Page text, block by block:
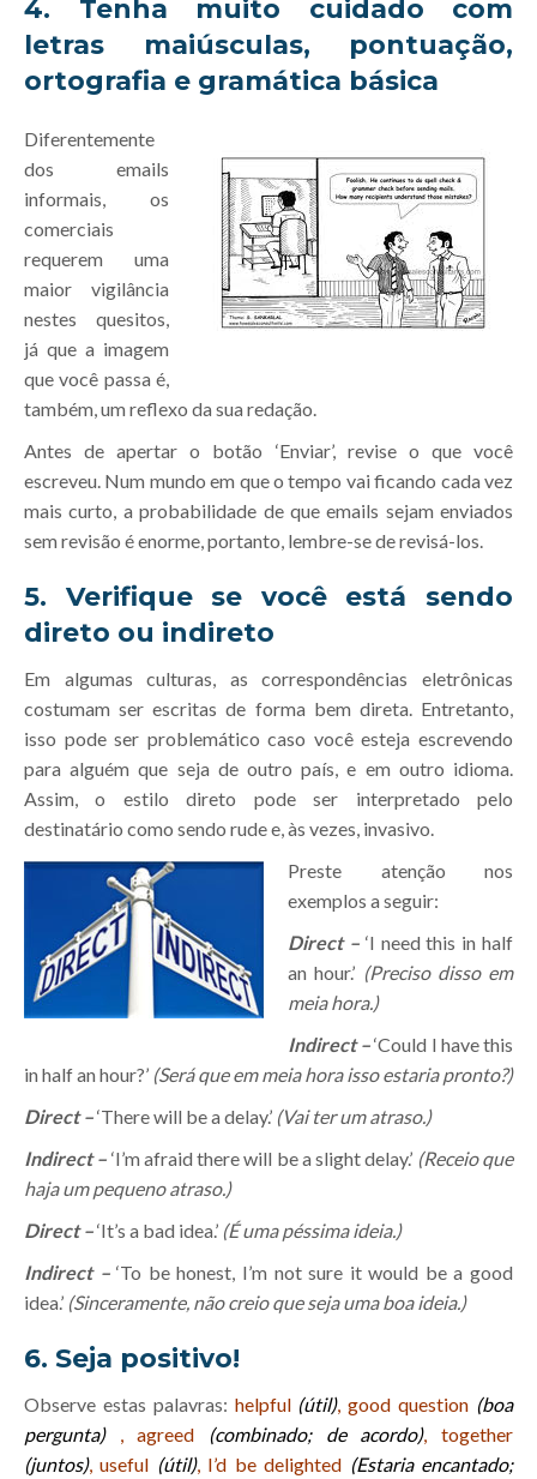
4. Tenha muito cuidado com
letras maiúsculas, pontuação,
ortografia e gramática básica
Diferentemente
dos emails
informais, os
comerciais
requerem uma
maior vigilância
nestes quesitos,
já que a imagem
que você passa é,
também, um reflexo da sua redação.
Antes de apertar o botão ‘Enviar’, revise o que você
escreveu. Num mundo em que o tempo vai ficando cada vez
mais curto, a probabilidade de que emails sejam enviados
sem revisão é enorme, portanto, lembre-se de revisá-los.
5. Verifique se você está sendo
direto ou indireto
Em algumas culturas, as correspondências eletrônicas
costumam ser escritas de forma bem direta. Entretanto,
isso pode ser problemático caso você esteja escrevendo
para alguém que seja de outro país, e em outro idioma.
Assim, o estilo direto pode ser interpretado pelo
destinatário como sendo rude e, às vezes, invasivo.
Preste atenção nos
exemplos a seguir:
Direct –‘I need this in half
an hour.’ (Preciso disso em
meia hora.)
Indirect –‘Could I have this
in half an hour?’ (Será que em meia hora isso estaria pronto?)
Direct –‘There will be a delay.’ (Vai ter um atraso.)
Indirect – ‘I’m afraid there will be a slight delay.’ (Receio que
haja um pequeno atraso.)
Direct –‘It’s a bad idea.’ (É uma péssima ideia.)
Indirect – ‘To be honest, I’m not sure it would be a good
idea.’ (Sinceramente, não creio que seja uma boa ideia.)
6. Seja positivo!
Observe estas palavras: helpful (útil), good question (boa
pergunta), agreed (combinado; de acordo), together
(juntos), useful (útil), I’d be delighted (Estaria encantado;